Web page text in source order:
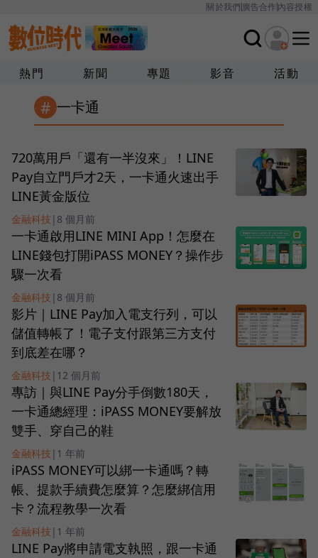
關於我們廣告合作內容授權
熱門 新聞 專題 影音 活動
# 一卡通
720萬用戶「還有一半沒來」！LINE
Pay自立門戶才2天，一卡通火速出手
LINE黃金版位
金融科技 | 8 個月前
一卡通啟用LINE MINI App！怎麼在
LINE錢包打開iPASS MONEY？操作步
驟一次看
金融科技 | 8 個月前
影片｜LINE Pay加入電支行列，可以
儲值轉帳了！電子支付跟第三方支付
到底差在哪？
金融科技 | 12 個月前
專訪｜與LINE Pay分手倒數180天，
一卡通總經理：iPASS MONEY要解放
雙手、穿自己的鞋
金融科技 | 1 年前
iPASS MONEY可以綁一卡通嗎？轉
帳、提款手續費怎麼算？怎麼綁信用
卡？流程教學一次看
金融科技 | 1 年前
LINE Pay將申請電支執照，跟一卡通